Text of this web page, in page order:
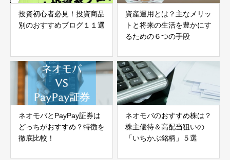
投資初心者必見！投資商品
別のおすすめブログ１１選
資産運用とは？主なメリッ
トと将来の生活を豊かにす
るための６つの手段
ネオモバとPayPay証券は
どっちがおすすめ？特徴を
徹底比較！
ネオモバのおすすめ株は？
株主優待＆高配当狙いの
「いちかぶ銘柄」５選